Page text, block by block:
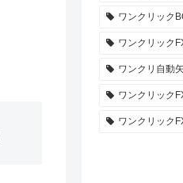
ワンクリック
ワンクリック
ワンクリ自動
ワンクリック
ワンクリック